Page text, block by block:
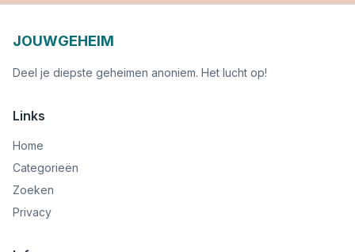
JOUWGEHEIM
Deel je diepste geheimen anoniem. Het lucht op!
Links
Home
Categorieën
Zoeken
Privacy